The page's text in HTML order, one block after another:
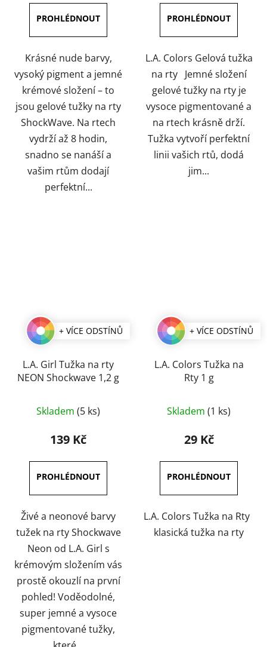
5,0
z
5
hvězdiček.
Krásné nude barvy,
vysoký pigment a jemné
krémové složení – to
jsou gelové tužky na rty
ShockWave. Na rtech
vydrží až 8 hodin,
snadno se nanáší a
vašim rtům dodají
perfektní...
5,0
z
5
hvězdiček.
L.A. Colors Gelová tužka
na rty Jemné složení
gelové tužky na rty je
vysoce pigmentované a
na rtech krásně drží.
Tužka vytvoří perfektní
linii vašich rtů, dodá
jim...
+ VÍCE ODSTÍNŮ
L.A. Girl Tužka na rty
NEON Shockwave 1,2 g
hodnocení
produktu
5,0
z
5
hvězdiček.
Skladem (5 ks)
139 Kč
Živé a neonové barvy
tužek na rty Shockwave
Neon od L.A. Girl s
krémovým složením vás
prostě okouzlí na první
pohled! Voděodolné,
super jemné a vysoce
pigmentované tužky,
+ VÍCE ODSTÍNŮ
L.A. Colors Tužka na
Rty 1 g
hodnocení
produktu
4,0
z
5
hvězdiček.
Skladem (1 ks)
29 Kč
L.A. Colors Tužka na Rty
klasická tužka na rty